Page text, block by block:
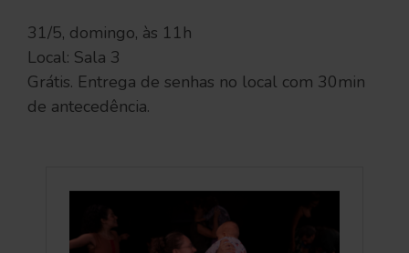
31/5, domingo, às 11h
Local: Sala 3
Grátis. Entrega de senhas no local com 30min
de antecedência.